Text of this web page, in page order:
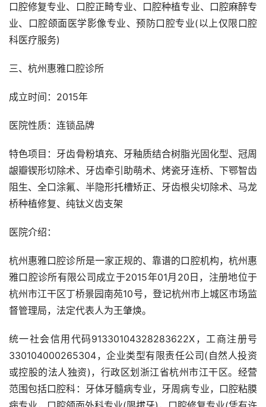
口腔修复专业、口腔正畸专业、口腔种植专业、口腔麻醉专
业、口腔颌面医学影像专业、预防口腔专业(以上仅限口腔
科医疗服务)
三、杭州惠雅口腔诊所
成立时间：2015年
医院性质：连锁品牌
特色项目：牙齿骨粉填充、牙釉质结合树脂光固化型、冠周
龈瓣锲形切除术、牙齿牵引助萌术、烤瓷牙连桥、下鄂智齿
阻生、全口涂氟、半隐形托槽矫正、牙齿根尖切除术、马龙
桥种植修复、纯钛义齿支架
医院介绍：
杭州惠雅口腔诊所是一家正规的、靠谱的口腔机构，杭州惠
雅口腔诊所有限公司成立于2015年01月20日，注册地位于
杭州市江干区丁桥景园南苑10号，登记杭州市上城区市场监
督管理局，法定代表人为王肇焕。
统一社会信用代码91330104328283622X，工商注册号
330104000265304，企业类型有限责任公司(自然人投资
或控股的法人独资)，行政区划浙江省杭州市江干区。经营
范围包括口腔科：牙体牙髓病专业，牙周病专业，口腔粘膜